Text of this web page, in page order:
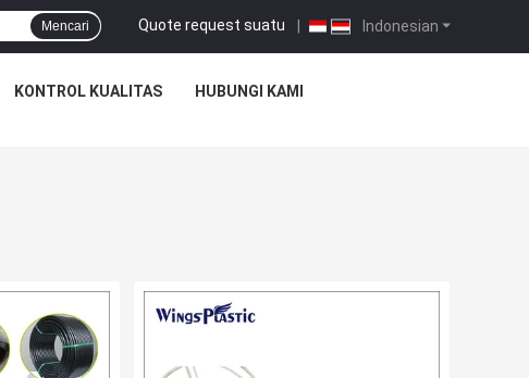
Indonesian
Quote request suatu |
Mencari
KONTROL KUALITAS HUBUNGI KAMI